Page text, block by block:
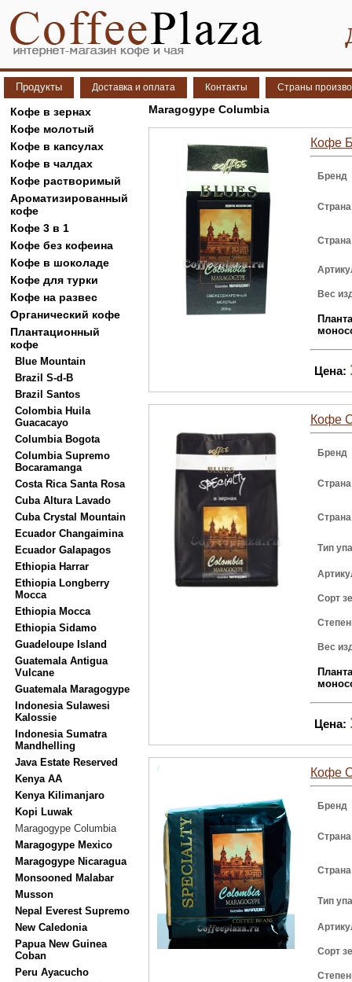
Продукты Доставка и оплата Контакты Страны
Кофе в зернах
Кофе молотый
Кофе в капсулах
Кофе в чалдах
Кофе растворимый
Ароматизированный
кофе
Кофе 3 в 1
Кофе без кофеина
Кофе в шоколаде
Кофе для турки
Кофе на развес
Органический кофе
Плантационный
кофе
Blue Mountain
Brazil S-d-B
Brazil Santos
Colombia Huila
Guacacayo
Columbia Bogota
Columbia Supremo
Bocaramanga
Costa Rica Santa Rosa
Cuba Altura Lavado
Cuba Crystal Mountain
Ecuador Changaimina
Ecuador Galapagos
Ethiopia Harrar
Ethiopia Longberry
Mocca
Ethiopia Mocca
Ethiopia Sidamo
Guadeloupe Island
Guatemala Antigua
Vulcane
Guatemala Maragogype
Indonesia Sulawesi
Kalossie
Indonesia Sumatra
Mandhelling
Java Estate Reserved
Kenya AA
Kenya Kilimanjaro
Kopi Luwak
Maragogype Columbia
Maragogype Mexico
Maragogype Nicaragua
Monsooned Malabar
Musson
Nepal Everest Supremo
New Caledonia
Papua New Guinea
Coban
Peru Ayacucho
Maragogype Columbia
Кофе
Бренд
Вес
Цена:
Кофе
Бренд
Тип
Сорт
Вес
Цена:
Кофе
Бренд
Тип
Сорт